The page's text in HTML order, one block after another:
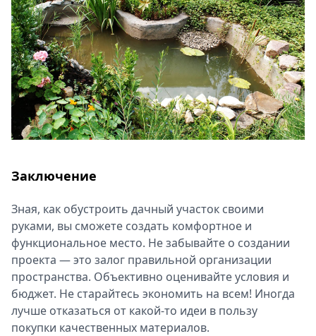
Заключение
Зная, как обустроить дачный участок своими
руками, вы сможете создать комфортное и
функциональное место. Не забывайте о создании
проекта ― это залог правильной организации
пространства. Объективно оценивайте условия и
бюджет. Не старайтесь экономить на всем! Иногда
лучше отказаться от какой-то идеи в пользу
покупки качественных материалов.